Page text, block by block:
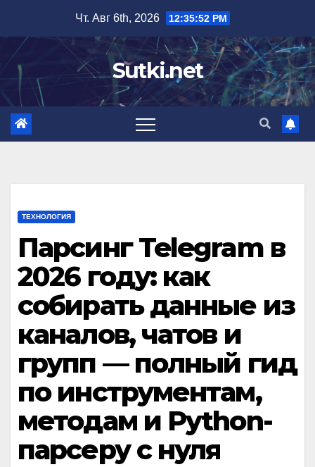
содержимому
Чт. Авг 6th, 2026 12:35:53 PM
Sutki.net
ТЕХНОЛОГИЯ
Парсинг Telegram в
2026 году: как
собирать данные из
каналов, чатов и
групп — полный гид
по инструментам,
методам и Python-
парсеру с нуля